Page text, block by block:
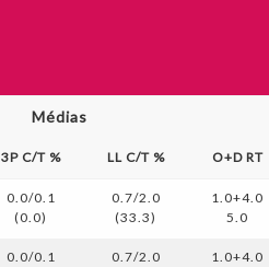
Médias
3P C/T % LL C/T % O+D RT
0.0/0.1
(0.0)
0.7/2.0
(33.3)
1.0+4.0
5.0
0.0/0.1
0.7/2.0
1.0+4.0